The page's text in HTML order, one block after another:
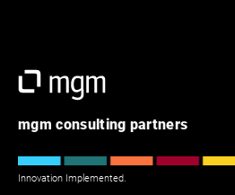
mgm consulting partners
Innovation Implemented.